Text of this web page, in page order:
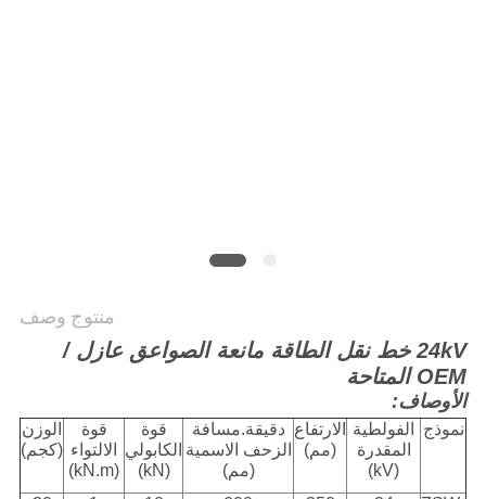
منتوج وصف
24kV خط نقل الطاقة مانعة الصواعق عازل /
OEM المتاحة
الأوصاف:
نموذج
الفولطية
المقدرة
(kV)
الارتفاع
(مم)
دقيقة.مسافة
الزحف الاسمية
(مم)
قوة
الكابولي
(kN)
قوة
الالتواء
(kN.m)
الوزن
(كجم)